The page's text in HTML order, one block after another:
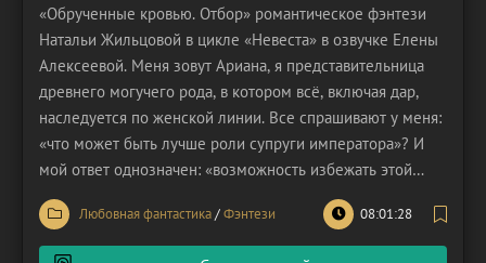
«Обрученные кровью. Отбор» романтическое фэнтези
Натальи Жильцовой в цикле «Невеста» в озвучке Елены
Алексеевой. Меня зовут Ариана, я представительница
древнего могучего рода, в котором всё, включая дар,
наследуется по женской линии. Все спрашивают у меня:
«что может быть лучше роли супруги императора»? И
мой ответ однозначен: «возможность избежать этой
участи». Богиня наделила императорскую семью то ли
наградой, то ли наказанием – у императорской четы
могут рождаться только мальчики. Для
Любовная фантастика/Фэнтези 08:01:28